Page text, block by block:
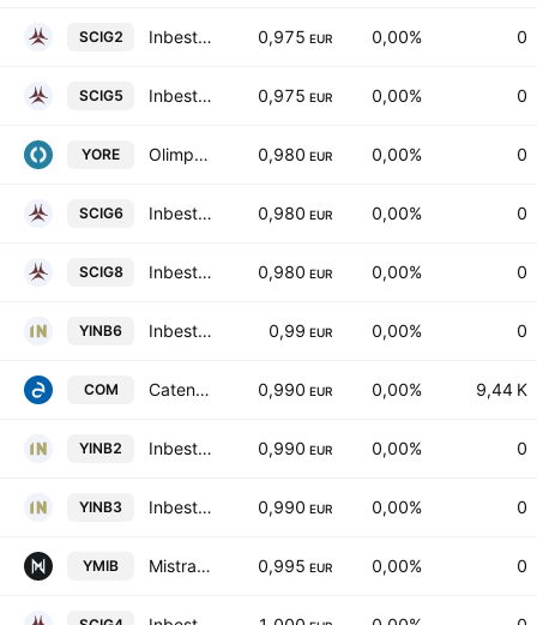
SCIG2 Inbest GPF Multi-Asset Class Prime II Socimi, S.A. 0,975 EUR 0,00% 0
SCIG5 Inbest GPF Multi Asset Class Prime V SA 0,975 EUR 0,00% 0
YORE Olimpo Real Estate SOCIMI, S.A. 0,980 EUR 0,00% 0
SCIG6 Inbest GPF Multi Asset Class Prime VI SA 0,980 EUR 0,00% 0
SCIG8 Inbest GPF Multi Asset Class Prime VIII SA 0,980 EUR 0,00% 0
YINB6 Inbest Prime VI Inmuebles SOCIMI SA 0,99 EUR 0,00% 0
COM Catenon SA 0,990 EUR 0,00% 9,44 K
YINB2 Inbest Prime II Inmuebles SOCIMI SA 0,990 EUR 0,00% 0
YINB3 Inbest Prime III Inmuebles SOCIMI SA 0,990 EUR 0,00% 0
YMIB Mistral Iberia Real Estate SOCIMI SA 0,995 EUR 0,00% 0